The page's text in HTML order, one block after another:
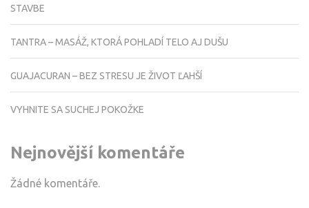
STAVBE
TANTRA – MASÁŽ, KTORÁ POHLADÍ TELO AJ DUŠU
GUAJACURAN – BEZ STRESU JE ŽIVOT ĽAHŠÍ
VYHNITE SA SUCHEJ POKOŽKE
Nejnovější komentáře
Žádné komentáře.